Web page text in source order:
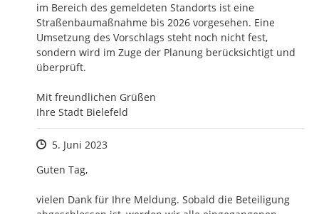
im Bereich des gemeldeten Standorts ist eine
Straßenbaumaßnahme bis 2026 vorgesehen. Eine
Umsetzung des Vorschlags steht noch nicht fest,
sondern wird im Zuge der Planung berücksichtigt und
überprüft.
Mit freundlichen Grüßen
Ihre Stadt Bielefeld
Zeitpunkt des Erstellens
5. Juni 2023
Guten Tag,
vielen Dank für Ihre Meldung. Sobald die Beteiligung